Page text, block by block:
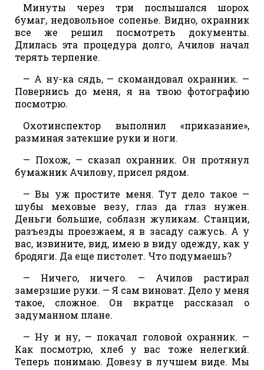
Минуты через три послышался шорох
бумаг, недовольное сопенье. Видно, охранник
все же решил посмотреть документы.
Длилась эта процедура долго, Ачилов начал
терять терпение.
— А ну-ка сядь, — скомандовал охранник. —
Повернись до меня, я на твою фотографию
посмотрю.
Охотинспектор выполнил «приказание»,
разминая затекшие руки и ноги.
— Похож, — сказал охранник. Он протянул
бумажник Ачилову, присел рядом.
— Вы уж простите меня. Тут дело такое —
шубы меховые везу, глаз да глаз нужен.
Деньги большие, соблазн жуликам. Станции,
разъезды проезжаем, я в засаду сажусь. А у
вас, извините, вид, имею в виду одежду, как у
бродяги. Да еще пистолет. Что подумаешь?
— Ничего, ничего. — Ачилов растирал
замерзшие руки. — Я сам виноват. Дело у меня
такое, сложное. Он вкратце рассказал о
задуманном плане.
— Ну и ну, — покачал головой охранник. —
Как посмотрю, хлеб у вас тоже нелегкий.
Теперь понимаю. Довезу в лучшем виде. Мы